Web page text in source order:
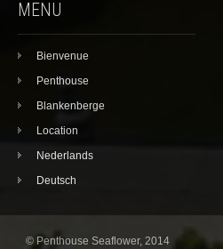
MENU
Bienvenue
Penthouse
Blankenberge
Location
Nederlands
Deutsch
© Penthouse Seaflower, 2014